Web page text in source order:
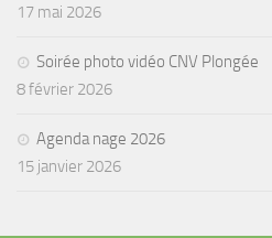
17 mai 2026
Soirée photo vidéo CNV Plongée
8 février 2026
Agenda nage 2026
15 janvier 2026